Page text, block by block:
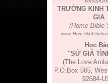
TRƯỜNG KINH
GIA
(Home Bible
Học
"SỨ GIẢ
(The Love
P.O.Box 565,
92684-